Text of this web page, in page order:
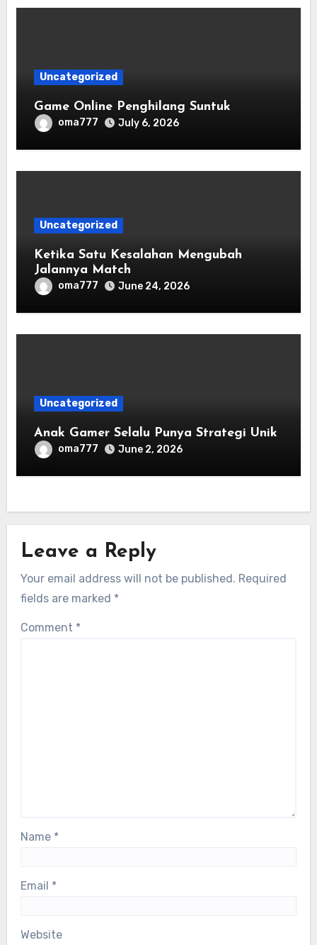
Uncategorized
Game Online Penghilang Suntuk
oma777 July 6, 2026
Uncategorized
Ketika Satu Kesalahan Mengubah
Jalannya Match
oma777 June 24, 2026
Uncategorized
Anak Gamer Selalu Punya Strategi Unik
oma777 June 2, 2026
Leave a Reply
Your email address will not be published. Required
fields are marked *
Comment *
Name *
Email *
Website